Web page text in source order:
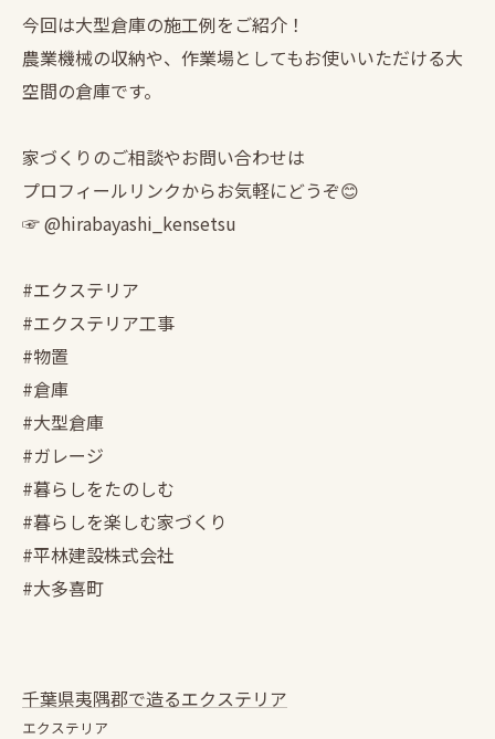
今回は大型倉庫の施工例をご紹介！
農業機械の収納や、作業場としてもお使いいただける大
空間の倉庫です。
家づくりのご相談やお問い合わせは
プロフィールリンクからお気軽にどうぞ😊
☞ @hirabayashi_kensetsu
#エクステリア
#エクステリア工事
#物置
#倉庫
#大型倉庫
#ガレージ
#暮らしをたのしむ
#暮らしを楽しむ家づくり
#平林建設株式会社
#大多喜町
千葉県夷隅郡で造るエクステリア
エクステリア